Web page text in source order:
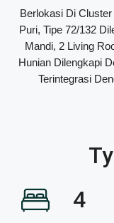
Berlokasi Di
Puri, Tipe 72/132
Mandi, 2 Living
Hunian Dilengkapi
Terintegrasi
4